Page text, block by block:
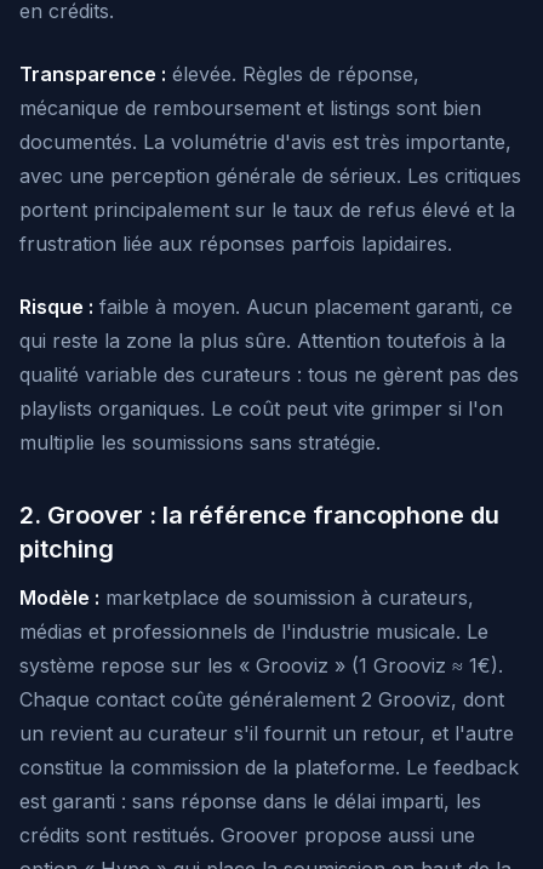
en crédits.
Transparence : élevée. Règles de réponse,
mécanique de remboursement et listings sont bien
documentés. La volumétrie d'avis est très importante,
avec une perception générale de sérieux. Les critiques
portent principalement sur le taux de refus élevé et la
frustration liée aux réponses parfois lapidaires.
Risque : faible à moyen. Aucun placement garanti, ce
qui reste la zone la plus sûre. Attention toutefois à la
qualité variable des curateurs : tous ne gèrent pas des
playlists organiques. Le coût peut vite grimper si l'on
multiplie les soumissions sans stratégie.
2. Groover : la référence francophone du
pitching
Modèle : marketplace de soumission à curateurs,
médias et professionnels de l'industrie musicale. Le
système repose sur les « Grooviz » (1 Grooviz ≈ 1€).
Chaque contact coûte généralement 2 Grooviz, dont
un revient au curateur s'il fournit un retour, et l'autre
constitue la commission de la plateforme. Le feedback
est garanti : sans réponse dans le délai imparti, les
crédits sont restitués. Groover propose aussi une